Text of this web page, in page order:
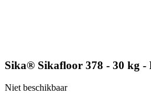
Sika® Sikafloor 378 - 30 kg -
Niet beschikbaar